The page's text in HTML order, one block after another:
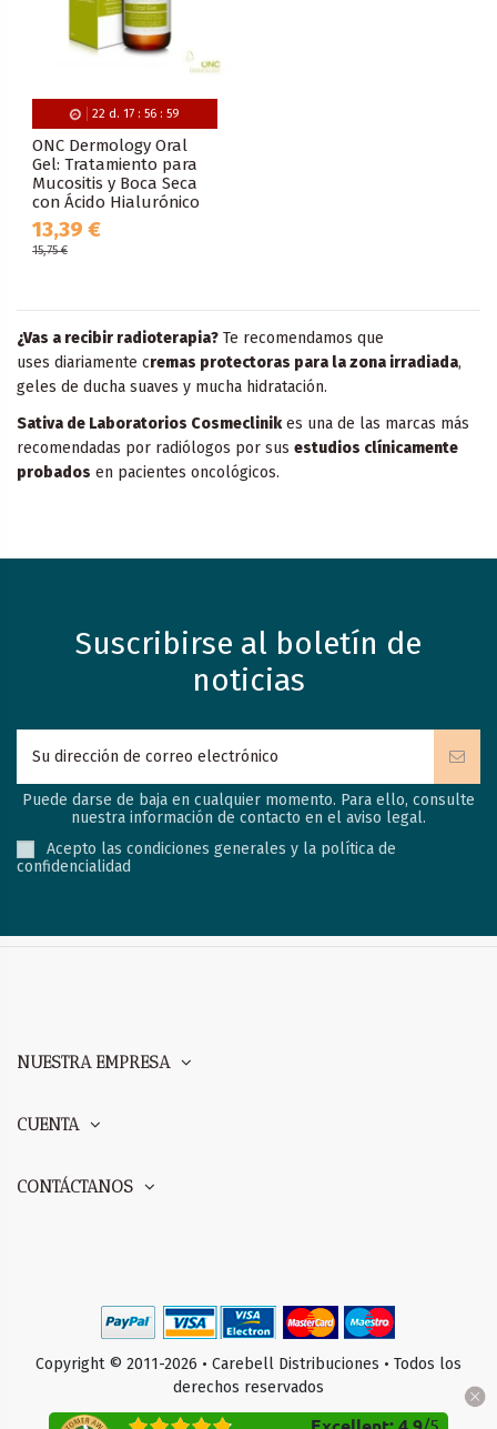
22 d. 17 :56 :59
ONC Dermology Oral
Gel: Tratamiento para
Mucositis y Boca Seca
con Ácido Hialurónico
13,39 €
15,75 €
¿Vas a recibir radioterapia? Te recomendamos que
uses diariamente cremas protectoras para la zona irradiada,
geles de ducha suaves y mucha hidratación.
Sativa de Laboratorios Cosmeclinikes una de las marcas más
recomendadas por radiólogos por sus estudios clínicamente
probados en pacientes oncológicos.
Suscribirse al boletín de
noticias
Puede darse de baja en cualquier momento. Para ello, consulte
nuestra información de contacto en el aviso legal.
Acepto las condiciones generales y la política de
confidencialidad
NUESTRA EMPRESA
CUENTA
CONTÁCTANOS
Copyright © 2011-2026 • Carebell Distribuciones • Todos los
derechos reservados